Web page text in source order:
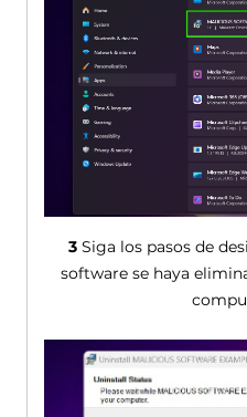
3Siga los pasos de
software se haya